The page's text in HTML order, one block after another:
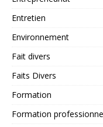
Entretien
Environnement
Fait divers
Faits Divers
Formation
Formation